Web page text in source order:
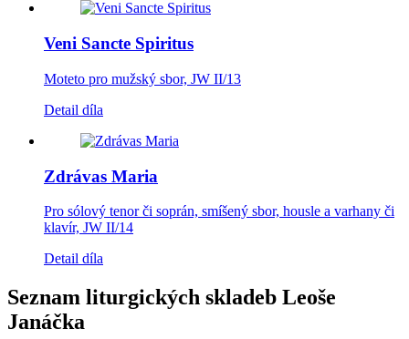
Veni Sancte Spiritus
Moteto pro mužský sbor, JW II/13
Detail díla
Zdrávas Maria
Pro sólový tenor či soprán, smíšený sbor, housle a varhany či
klavír, JW II/14
Detail díla
Seznam liturgických skladeb Leoše
Janáčka